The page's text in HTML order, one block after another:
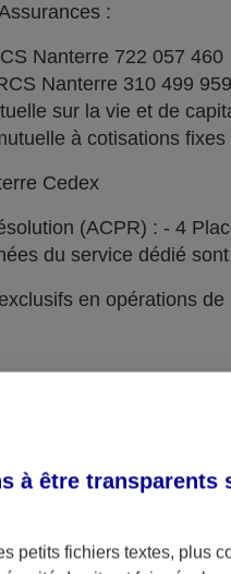
:
Nanterre 722 057 460
Nanterre 310 499 959
sur la vie et de
à cotisations
Cedex
(ACPR) : - 4
du service dédié
en opérations
à être
petits fichiers textes, plus